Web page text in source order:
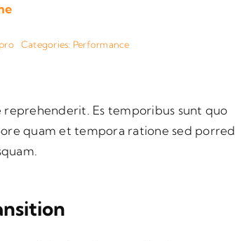
Categories: Performance
reprehenderit. Es temporibus sunt quo
quam et tempora ratione sed porred